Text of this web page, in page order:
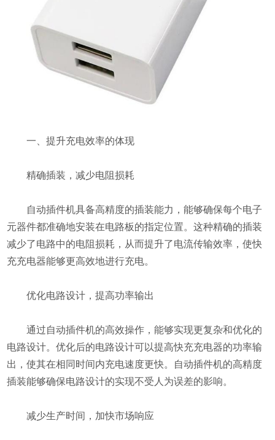
一、提升充电效率的体现
精确插装，减少电阻损耗
自动插件机具备高精度的插装能力，能够确保每个电子
元器件都准确地安装在电路板的指定位置。这种精确的插装
减少了电路中的电阻损耗，从而提升了电流传输效率，使快
充充电器能够更高效地进行充电。
优化电路设计，提高功率输出
通过自动插件机的高效操作，能够实现更复杂和优化的
电路设计。优化后的电路设计可以提高快充充电器的功率输
出，使其在相同时间内充电速度更快。自动插件机的高精度
插装能够确保电路设计的实现不受人为误差的影响。
减少生产时间，加快市场响应